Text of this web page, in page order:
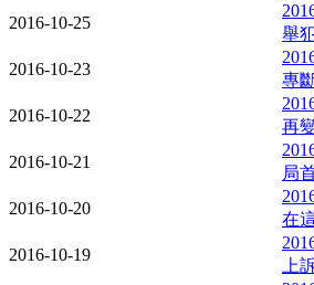
2016-10-25
舉
2016-10-23
專
2016-10-22
再
2016-10-21
局
2016-10-20
在
2016-10-19
上